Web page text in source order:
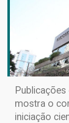
mostra o
iniciação